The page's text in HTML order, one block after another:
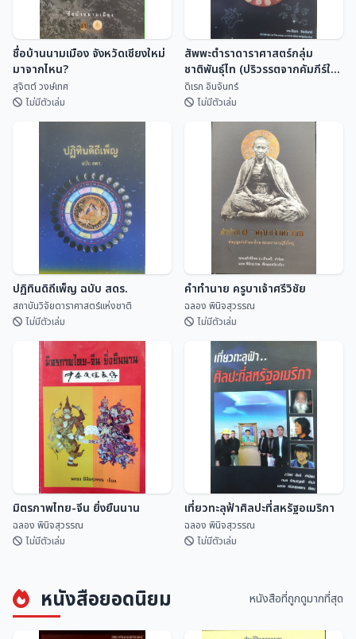
ชื่อบ้านนามเมือง จังหวัดเชียงใหม่
มาจากไหน?
สุจิตต์ วงษ์เทศ
ชื่อบ้านนามเมือง จังหวัดเชียงใหม่
มาจากไหน?
สุจิตต์ วงษ์เทศ
ไม่มีตัวเล่ม
สัพพะตำราดาราศาสตร์กลุ่ม
ชาติพันธุ์ไท (ปริวรรตจากคัมภีร์ใบ
ลานและพับสา)
ดิเรก อินจันทร์
สัพพะตำราดาราศาสตร์กลุ่ม
ชาติพันธุ์ไท (ปริวรรตจากคัมภีร์ใบ
ลานและพับสา)
ดิเรก อินจันทร์
ไม่มีตัวเล่ม
ปฏิทินดิถีเพ็ญ ฉบับ สดร.
สถาบันวิจัยดาราศาสตร...
ปฏิทินดิถีเพ็ญ ฉบับ สดร.
สถาบันวิจัยดาราศาสตร์แห่งชาติ
ไม่มีตัวเล่ม
คำทำนาย ครูบาเจ้าศรีวิชัย
ฉลอง พินิจสุวรรณ
คำทำนาย ครูบาเจ้าศรีวิชัย
ฉลอง พินิจสุวรรณ
ไม่มีตัวเล่ม
มิตรภาพไทย-จีน ยิ่งยืนนาน
มิตรภาพไทย-จีน ยิ่งยืนนาน
ฉลอง พินิจสุวรรณ
ไม่มีตัวเล่ม
เที่ยวทะลุฟ้าศิลปะที่สหรัฐอเมริกา
ฉลอง พินิจสุวรรณ
ไม่มีตัวเล่ม
หนังสือยอดนิยม หนังสือที่ถูกดูมากที่สุด